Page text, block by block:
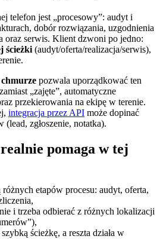
telefon jest „procesowy”: audyt i
dobór rozwiązania, uzgodnienia
oraz serwis. Klient dzwoni po jedno:
ścieżki (audyt/oferta/realizacja/serwis),
pozwala uporządkować ten
„zajęte”, automatyczne
przekierowania na ekipę w terenie.
integracja przez API może dopinać
zgłoszenie, notatka).
pomaga w tej
etapów procesu: audyt, oferta,
i trzeba odbierać z różnych lokalizacji
ścieżkę, a reszta działa w